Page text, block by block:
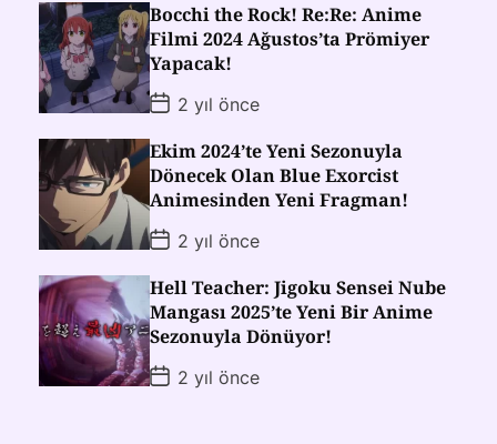
Bocchi the Rock! Re:Re: Anime
Filmi 2024 Ağustos’ta Prömiyer
Yapacak!
2 yıl önce
Ekim 2024’te Yeni Sezonuyla
Dönecek Olan Blue Exorcist
Animesinden Yeni Fragman!
2 yıl önce
Hell Teacher: Jigoku Sensei Nube
Mangası 2025’te Yeni Bir Anime
Sezonuyla Dönüyor!
2 yıl önce